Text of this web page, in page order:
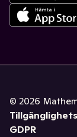
© 2026
GDPR